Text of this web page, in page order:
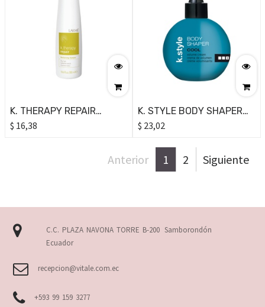
K. THERAPY REPAIR
CONDITIONING FLUID
$ 16,38
K. STYLE BODY SHAPER
COOL VOLUME CREAM
$ 23,02
Anterior 1 2 Siguiente
C.C. PLAZA NAVONA TORRE B-200 Samborondón
Ecuador
recepcion@vitale.com.ec
+593 99 159 3277